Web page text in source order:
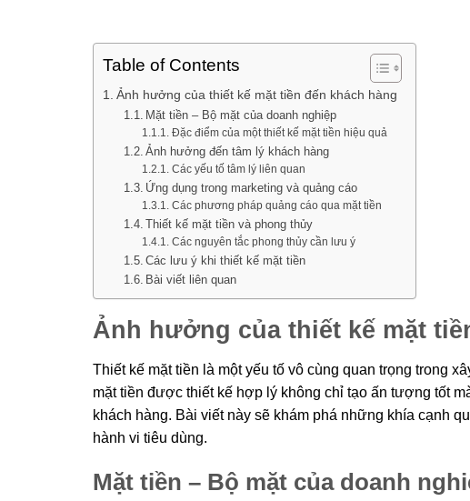
Table of Contents
Ảnh hưởng của thiết kế mặt tiền đến khách hàng
Mặt tiền – Bộ mặt của doanh nghiệp
Đặc điểm của một thiết kế mặt tiền hiệu quả
Ảnh hưởng đến tâm lý khách hàng
Các yếu tố tâm lý liên quan
Ứng dụng trong marketing và quảng cáo
Các phương pháp quảng cáo qua mặt tiền
Thiết kế mặt tiền và phong thủy
Các nguyên tắc phong thủy cần lưu ý
Các lưu ý khi thiết kế mặt tiền
Bài viết liên quan
Ảnh hưởng của thiết kế mặt
Thiết kế mặt tiền là một yếu tố vô cùng quan trọng trong
mặt tiền được thiết kế hợp lý không chỉ tạo ấn tượng tốt
khách hàng. Bài viết này sẽ khám phá những khía cạnh
hành vi tiêu dùng.
Mặt tiền – Bộ mặt của doanh